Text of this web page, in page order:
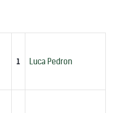
1 Luca Pedron